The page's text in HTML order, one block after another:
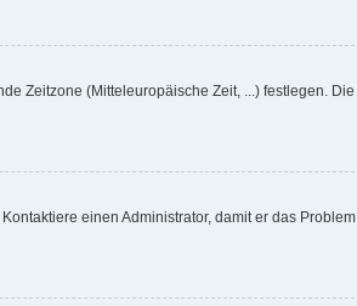
Zeitzone (Mitteleuropäische Zeit, ...) festlegen. Die
einen Administrator, damit er das Problem